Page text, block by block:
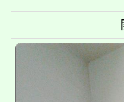
份教師研習
淨零綠生
會
115年食農